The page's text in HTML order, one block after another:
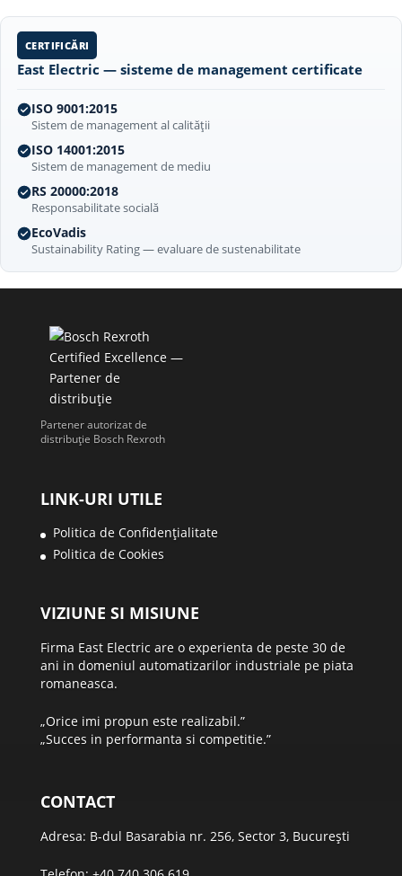
CERTIFICĂRI
East Electric — sisteme de management certificate
ISO 9001:2015
Sistem de management al calității
ISO 14001:2015
Sistem de management de mediu
RS 20000:2018
Responsabilitate socială
EcoVadis
Sustainability Rating — evaluare de sustenabilitate
Partener autorizat de
distribuție Bosch Rexroth
LINK-URI UTILE
Politica de Confidențialitate
Politica de Cookies
VIZIUNE SI MISIUNE
Firma East Electric are o experienta de peste 30 de
ani in domeniul automatizarilor industriale pe piata
romaneasca.
„Orice imi propun este realizabil.”
„Succes in performanta si competitie.”
CONTACT
Adresa: B-dul Basarabia nr. 256, Sector 3, București